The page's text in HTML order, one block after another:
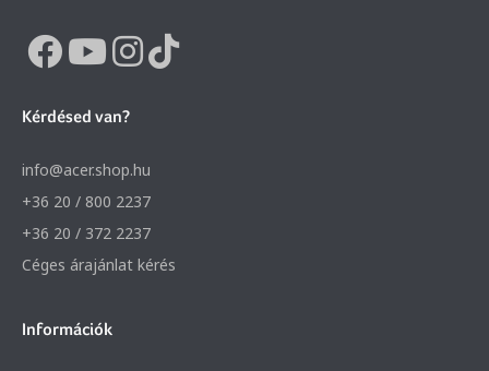
Kérdésed van?
info@acer.shop.hu
+36 20 / 800 2237
+36 20 / 372 2237
Céges árajánlat kérés
Információk